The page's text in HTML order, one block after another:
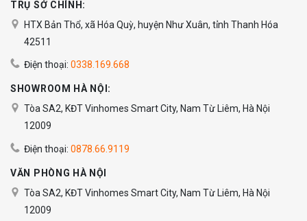
TRỤ SỞ CHÍNH:
HTX Bản Thổ, xã Hóa Quỳ, huyện Như Xuân, tỉnh Thanh Hóa
42511
Điện thoại: 0338.169.668
SHOWROOM HÀ NỘI:
Tòa SA2, KĐT Vinhomes Smart City, Nam Từ Liêm, Hà Nội
12009
Điện thoại: 0878.66.9119
VĂN PHÒNG HÀ NỘI
Tòa SA2, KĐT Vinhomes Smart City, Nam Từ Liêm, Hà Nội
12009